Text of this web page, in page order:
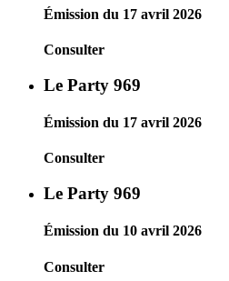
Émission du 17 avril 2026
Consulter
Le Party 969
Émission du 17 avril 2026
Consulter
Le Party 969
Émission du 10 avril 2026
Consulter